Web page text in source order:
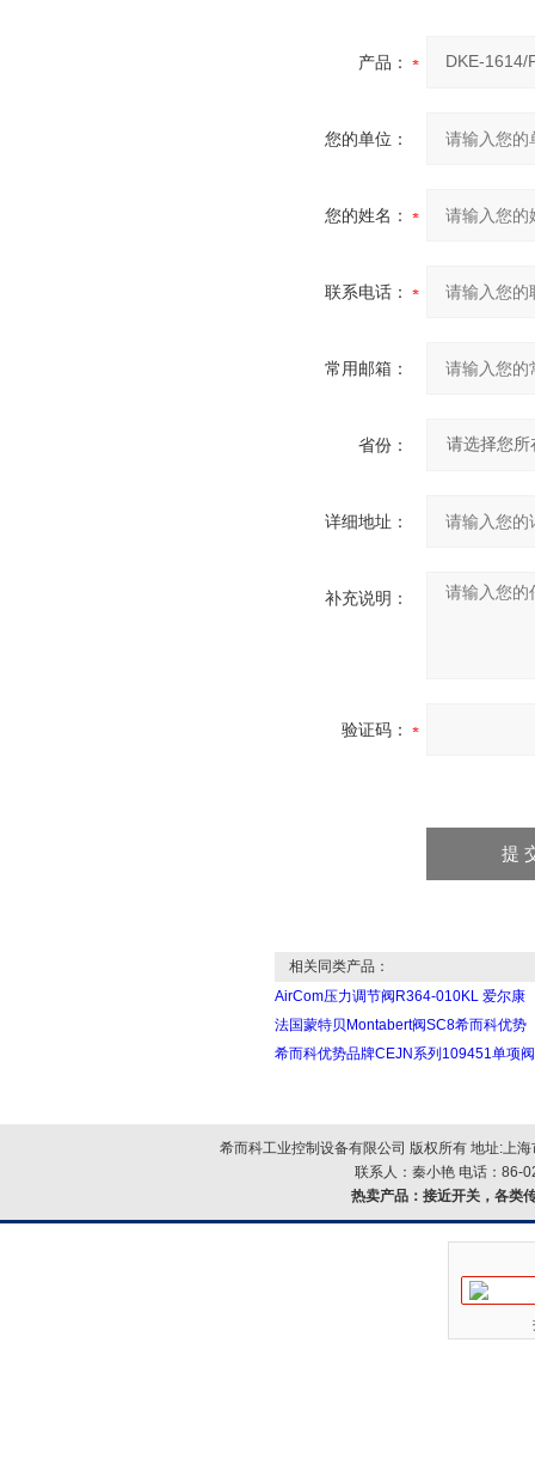
产品：
您的单位：
您的姓名：
联系电话：
常用邮箱：
省份：
详细地址：
补充说明：
验证码：
相关同类产品：
AirCom压力调节阀R364-010KL 爱尔康
法国蒙特贝Montabert阀SC8希而科优势
希而科优势品牌CEJN系列109451单项阀
希而科工业控制设备有限公司 版权所有 地址:上
联系人：秦小艳 电话：86-
热卖产品： 接近开关，各类